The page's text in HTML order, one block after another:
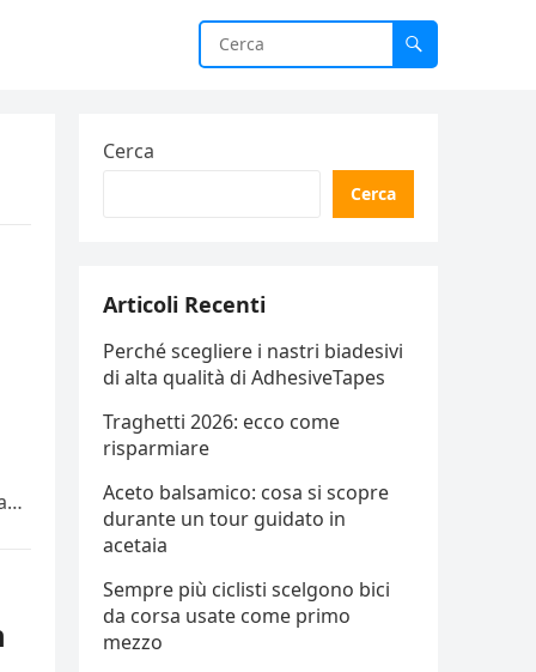
Cerca
Cerca
Articoli Recenti
Perché scegliere i nastri biadesivi
di alta qualità di AdhesiveTapes
Traghetti 2026: ecco come
risparmiare
Aceto balsamico: cosa si scopre
durante un tour guidato in
acetaia
Sempre più ciclisti scelgono bici
da corsa usate come primo
mezzo